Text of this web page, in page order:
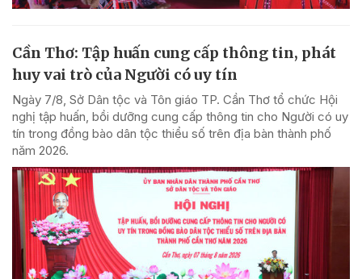
Cần Thơ: Tập huấn cung cấp thông tin, phát
huy vai trò của Người có uy tín
Ngày 7/8, Sở Dân tộc và Tôn giáo TP. Cần Thơ tổ chức Hội
nghị tập huấn, bồi dưỡng cung cấp thông tin cho Người có uy
tín trong đồng bào dân tộc thiểu số trên địa bàn thành phố
năm 2026.